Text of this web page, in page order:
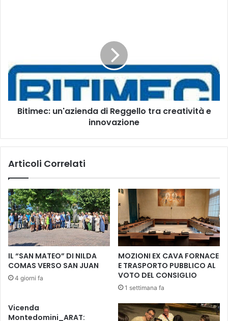
a
l
z
o
,
i
l
C
o
m
u
n
e
F
e
u
e
a
d
i
R
e
g
e
l
t
Bitimec: un'azienda di Reggello tra creatività e
innovazione
Articoli Correlati
IL “SAN MATEO” DI NILDA
COMAS VERSO SAN JUAN
4 giorni fa
MOZIONI EX CAVA FORNACE
E TRASPORTO PUBBLICO AL
VOTO DEL CONSIGLIO
1 settimana fa
Vicenda
Montedomini_ARAT: